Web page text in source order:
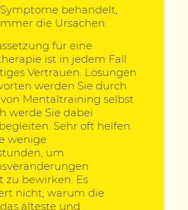
behandelt,
die Ursachen.
für eine
ist in jedem Fall
Vertrauen. Lösungen
werden Sie durch
Mentaltraining selbst
werde Sie dabei
Sehr oft helfen
wenige
um
zu bewirken. Es
nicht, warum die
älteste und